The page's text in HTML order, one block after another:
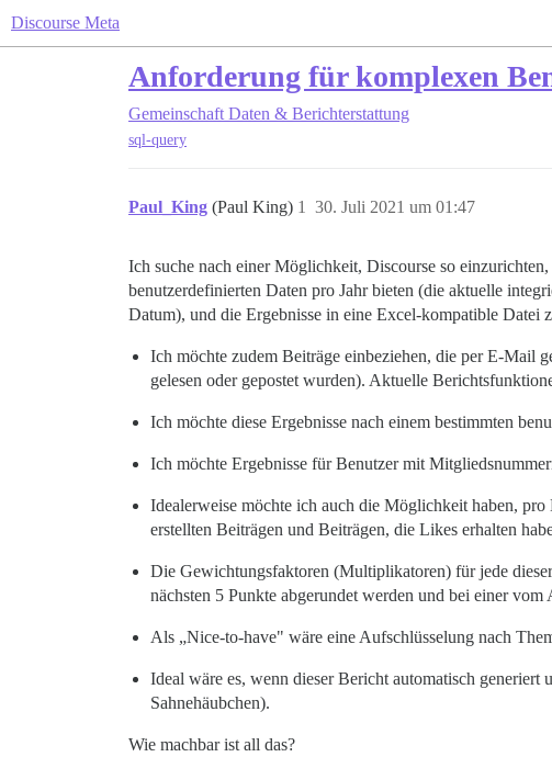
Discourse Meta
Anforderung für komplexen
Gemeinschaft Daten & Berichterstattung
sql-query
Paul_King (Paul King) 30. Juli 2021 um 01:47
1
Ich suche nach einer Möglichkeit, Discourse so
benutzerdefinierten Daten pro Jahr bieten (die aktuelle
Datum), und die Ergebnisse in eine Excel-kompatible Datei
Ich möchte zudem Beiträge einbeziehen, die per E-Mail
gelesen oder gepostet wurden). Aktuelle
Ich möchte diese Ergebnisse nach einem bestimmten
Ich möchte Ergebnisse für Benutzer mit
Idealerweise möchte ich auch die Möglichkeit haben,
erstellten Beiträgen und Beiträgen, die Likes erhalten
Die Gewichtungsfaktoren (Multiplikatoren) für jede
nächsten 5 Punkte abgerundet werden und bei einer
Als „Nice-to-have" wäre eine Aufschlüsselung nach
Ideal wäre es, wenn dieser Bericht automatisch
Sahnehäubchen).
Wie machbar ist all das?